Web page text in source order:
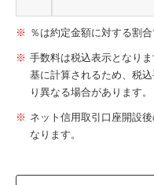
％は約定金額に対する割合
手数料は税込表示となり
基に計算されるため、税
り異なる場合があります。
ネット信用取引口座開設
なります。